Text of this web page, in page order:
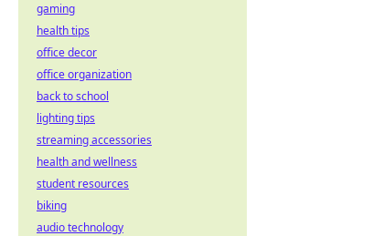
gaming
health tips
office decor
office organization
back to school
lighting tips
streaming accessories
health and wellness
student resources
biking
audio technology